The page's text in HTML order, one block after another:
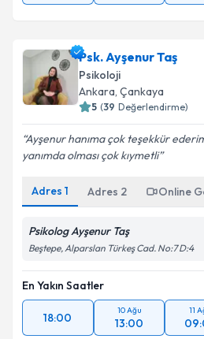
Psk. Ayşenur Taş
Psikoloji
Ankara, Çankaya
5 (39 Değerlendirme)
Ayşenur hanıma çok teşekkür
yanımda olması çok kıymetli
Adres 1 Adres 2 Online
Psikolog Ayşenur Taş
Beştepe, Alparslan Türkeş Cad. No:7 D:4
En Yakın Saatler
18:00
10 Ağu
13:00
11